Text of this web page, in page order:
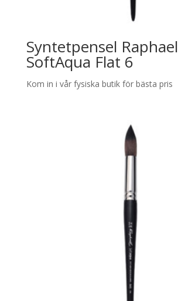
Syntetpensel Raphael
SoftAqua Flat 6
Kom in i vår fysiska butik för bästa pris